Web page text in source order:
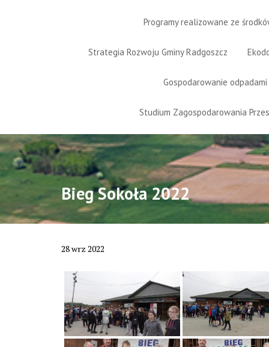
Programy realizowane ze
Strategia Rozwoju Gminy Radgoszcz
Gospodarowanie odpadami
Studium Zagospodarowania
Bieg Sokoła 2022
28wrz 2022